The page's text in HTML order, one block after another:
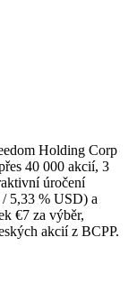
Holding Corp
40 000 akcií, 3
úročení
5,33 % USD) a
€7 za výběr,
akcií z BCPP.